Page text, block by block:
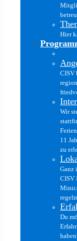
Hier
CISV
Wir
11
zu
Ganz
CISV
Du